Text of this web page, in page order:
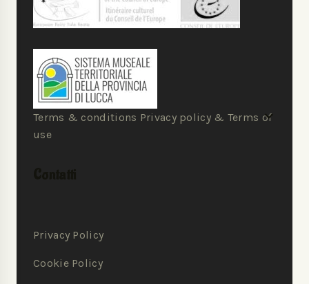
Terms & conditions Privacy policy & Terms of
use
Privacy Policy
Cookie Policy